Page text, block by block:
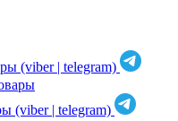
(viber | telegram)
(viber | telegram)